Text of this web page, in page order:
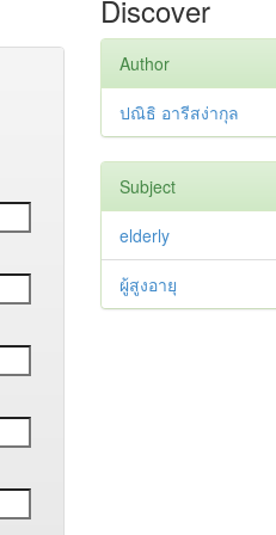
Discover
Author
ปณิธิ อารีสง่ากุล
Subject
elderly
ผู้สูงอายุ